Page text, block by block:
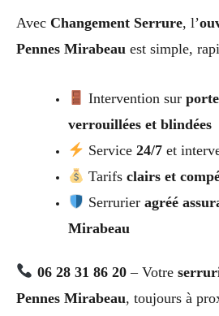
Avec Changement Serrure, l’
Pennes Mirabeau est simple,
Intervention sur
verrouillées et blindées
Service24/7 et
Tarifsclairs et
Serrurieragréé
Mirabeau
06 28 31 86 20– Votre
Pennes Mirabeau, toujours à